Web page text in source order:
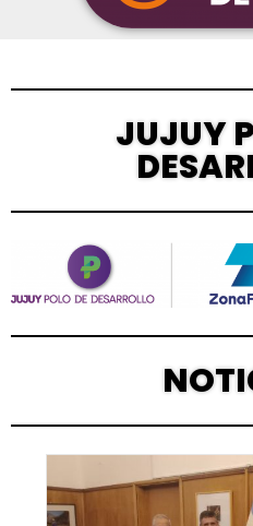
JUJUY